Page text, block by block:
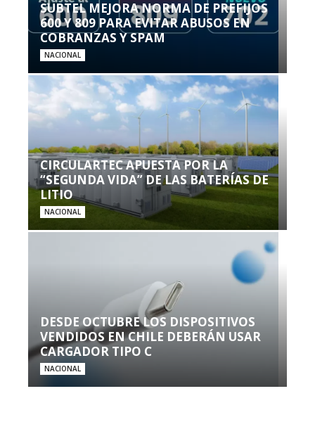
SUBTEL MEJORA NORMA DE PREFIJOS
600 Y 809 PARA EVITAR ABUSOS EN
COBRANZAS Y SPAM
NACIONAL
CIRCULARTEC APUESTA POR LA
“SEGUNDA VIDA” DE LAS BATERÍAS DE
LITIO
NACIONAL
DESDE OCTUBRE LOS DISPOSITIVOS
VENDIDOS EN CHILE DEBERÁN USAR
CARGADOR TIPO C
NACIONAL